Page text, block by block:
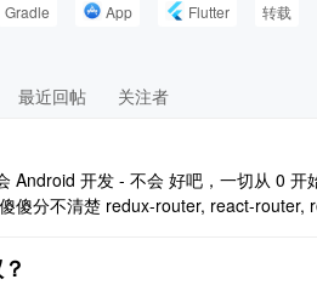
Gradle App Flutter 转载
最近回帖 关注者
Android 开发 - 不会 好吧，一切从 0 开
傻分不清楚 redux-router, react-router,